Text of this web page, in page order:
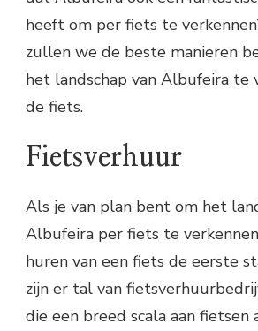
heeft om per fiets te
zullen we de beste manieren
het landschap van Albufeira te
de fiets.
Fietsverhuur
Als je van plan bent om het
Albufeira per fiets te
huren van een fiets de eerste
zijn er tal van
die een breed scala aan fietsen